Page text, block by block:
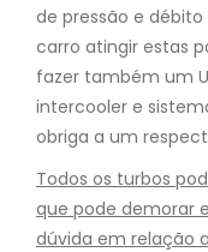
de pressão e
carro atingir estas
fazer também um
intercooler e
obriga a um
Todos os turbos
que pode demorar
dúvida em relação